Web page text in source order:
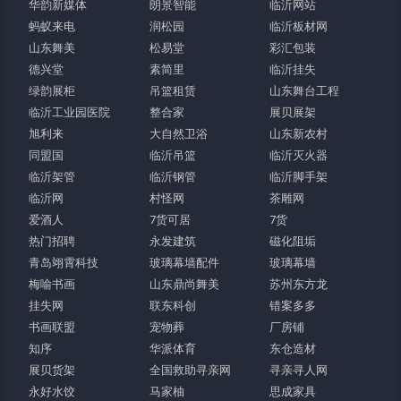
华韵新媒体 朗景智能
临沂网站
蚂蚁来电
润松园
临沂板材网
山东舞美
松易堂
彩汇包装
德兴堂
素简里
临沂挂失
绿韵展柜
吊篮租赁
山东舞台工程
临沂工业园医院
整合家
展贝展架
旭利来
大自然卫浴
山东新农村
同盟国
临沂吊篮
临沂灭火器
临沂架管
临沂钢管
临沂脚手架
临沂网
村怪网
茶雕网
爱酒人
7货可居
7货
热门招聘
永发建筑
磁化阻垢
青岛翊霄科技
玻璃幕墙配件
玻璃幕墙
梅喻书画
山东鼎尚舞美
苏州东方龙
挂失网
联东科创
错案多多
书画联盟
宠物葬
厂房铺
知序
华派体育
东仓造材
展贝货架
全国救助寻亲网
寻亲寻人网
永好水饺
马家柚 思成家具